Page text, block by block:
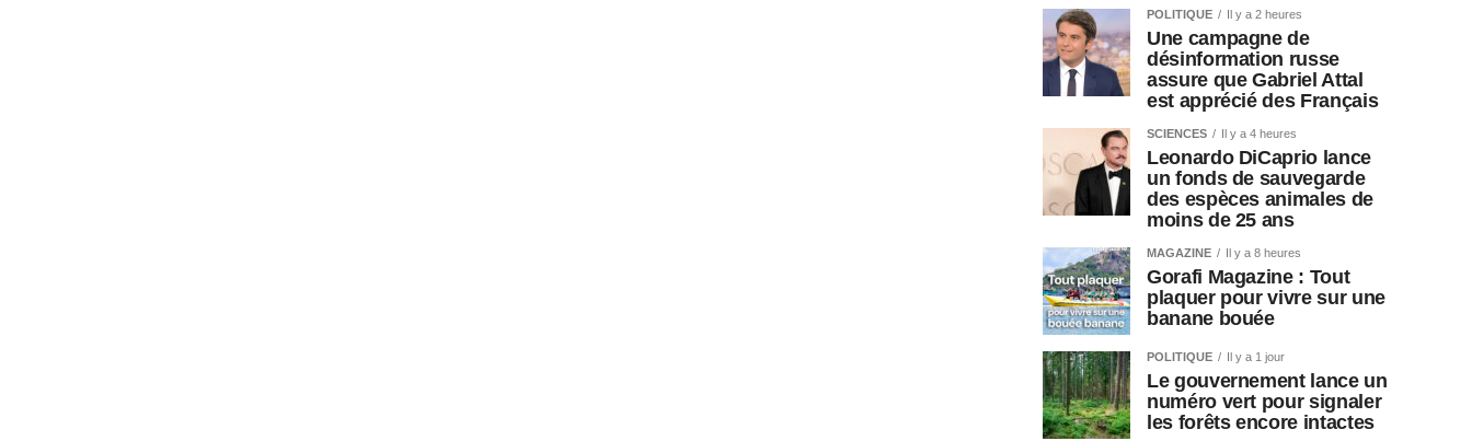
POLITIQUE Il y a 2 heures
Une campagne de
désinformation russe
assure que Gabriel Attal
est apprécié des Français
SCIENCES Il y a 4 heures
Leonardo DiCaprio lance
un fonds de sauvegarde
des espèces animales de
moins de 25 ans
MAGAZINE Il y a 8 heures
Gorafi Magazine : Tout
plaquer pour vivre sur une
banane bouée
POLITIQUE Il y a 1 jour
Le gouvernement lance un
numéro vert pour signaler
les forêts encore intactes